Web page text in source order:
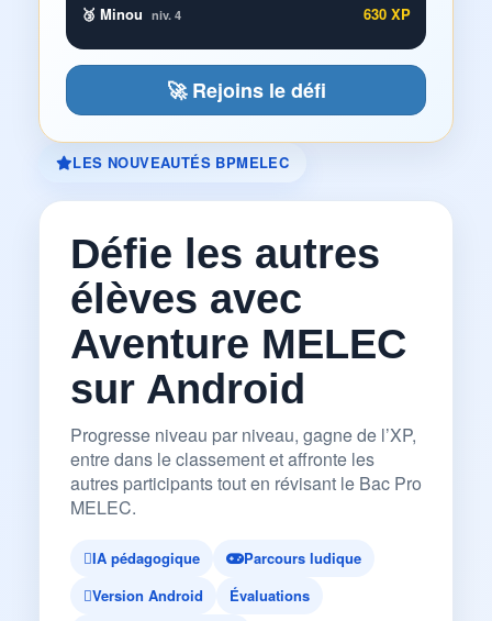
🥉 Minou niv. 4 630 XP
🚀 Rejoins le défi
LES NOUVEAUTÉS BPMELEC
Défie les autres
élèves avec
Aventure MELEC
sur Android
Progresse niveau par niveau, gagne de l’XP,
entre dans le classement et affronte les
autres participants tout en révisant le Bac Pro
MELEC.
IA pédagogique
Parcours ludique
Version Android
Évaluations